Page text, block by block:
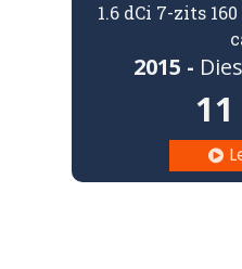
1.6 dCi 7-zits
2015 -
